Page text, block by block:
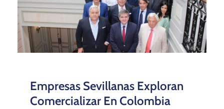
Empresas Sevillanas Exploran
Comercializar En Colombia